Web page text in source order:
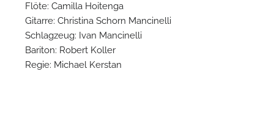
Flöte: Camilla Hoitenga
Gitarre: Christina Schorn Mancinelli
Schlagzeug: Ivan Mancinelli
Bariton: Robert Koller
Regie: Michael Kerstan